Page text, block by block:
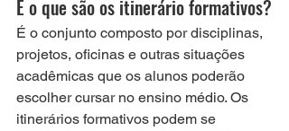
E o que são os itinerário formativos?
É o conjunto composto por disciplinas,
projetos, oficinas e outras situações
acadêmicas que os alunos poderão
escolher cursar no ensino médio. Os
itinerários formativos podem se